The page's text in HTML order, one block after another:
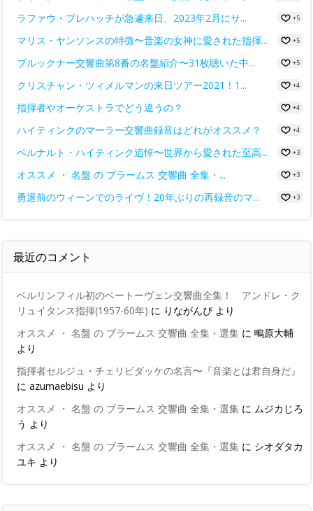
ラファウ・ブレハッチが急遽来日、2023年2月にサ... +5
マリス・ヤンソンスの特徴〜音楽の女神に愛された指揮... +5
ブルックナー交響曲第8番の名盤紹介〜31枚聴いた中... +5
クリスチャン・ツィメルマンの来日ツアー2021！1... +4
指揮者やオーケストラでどう違うの？ +4
ハイティンクのマーラー交響曲録音はどれがオススメ？ +4
ベルナルト・ハイティンク追悼〜世界から愛された至高... +3
オススメ ・ 名盤 の ブラームス 交響曲 全集・... +3
勇退前のウィーンでのライヴ！20年ぶりの再録音のマ... +3
最近のコメント
ベルリンフィル初のベートーヴェン交響曲全集！ アンドレ・ク
リュイタンス指揮(1957-60年) に りながんぴより
オススメ ・ 名盤 の ブラームス 交響曲 全集・選集 に 鴫原大輔
より
指揮者セルジュ・チェリビダッケの名言〜『音楽とは君自身だ』
に azumaebisu より
オススメ ・ 名盤 の ブラームス 交響曲 全集・選集 に ムジカじろ
う より
オススメ ・ 名盤 の ブラームス 交響曲 全集・選集 に シオダタカ
ユキ より